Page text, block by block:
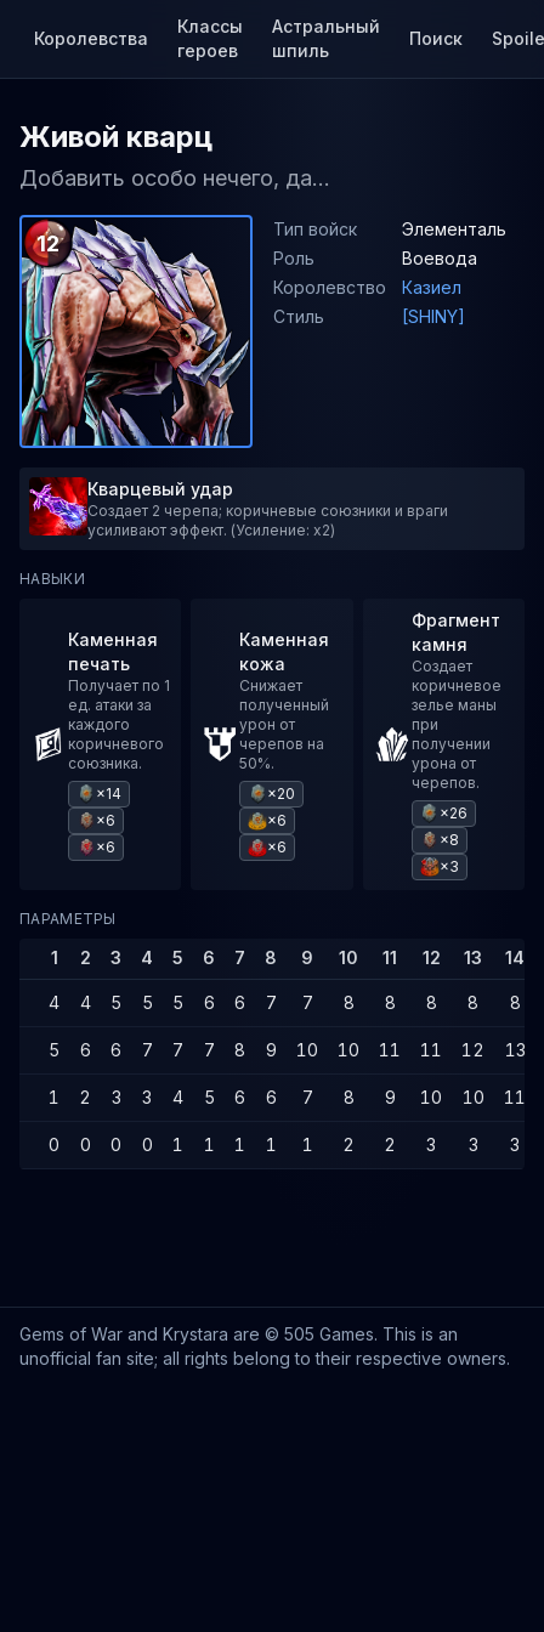
Королевства
Классы
героев
Астральный
шпиль
Поиск
Живой кварц
Добавить особо нечего, да...
12
Тип войск
Элементаль
Роль
Воевода
Королевство
Казиел
Стиль
[SHINY]
Кварцевый удар
Создает 2 черепа; коричневые союзники и враги
усиливают эффект. (Усиление: x2)
НАВЫКИ
Каменная
печать
Получает по 1
ед. атаки за
каждого
коричневого
союзника.
×14
×6
×6
Каменная
кожа
Снижает
полученный
урон от
черепов на
50%.
×20
×6
×6
Фрагмент
камня
Создает
коричневое
зелье маны
при
получении
урона от
черепов.
×26
×8
×3
ПАРАМЕТРЫ
1 2 3 4 5 6 7 8 9 10 11 12 13 14
4 4 5 5 5 6 6 7 7 8 8 8 8 8
5 6 6 7 7 7 8 9 10 10 11 11 12 13
1 2 3 3 4 5 6 6 7 8 9 10 10 11
0 0 0 0 1 1 1 1 1 2 2 3 3 3
Gems of War and Krystara are © 505 Games. This is an
unofficial fan site; all rights belong to their respective owners.